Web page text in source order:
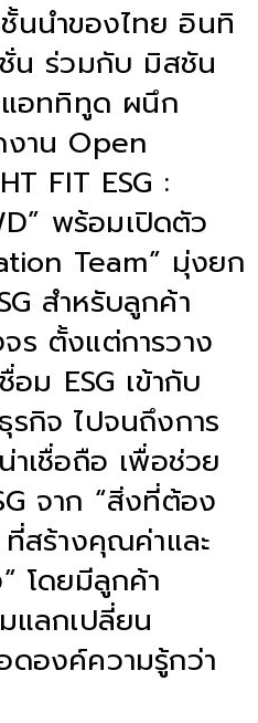
นนำของไทย อินทิ
น ร่วมกับ มิสชัน
แอททิทูด ผนึก
าน Open
FIT ESG :
พร้อมเปิดตัว
Team” มุ่งยก
สำหรับลูกค้า
ร ตั้งแต่การวาง
อม ESG เข้ากับ
กิจ ไปจนถึงการ
าเชื่อถือ เพื่อช่วย
จาก “สิ่งที่ต้อง
สร้างคุณค่าและ
โดยมีลูกค้า
แลกเปลี่ยน
องค์ความรู้กว่า